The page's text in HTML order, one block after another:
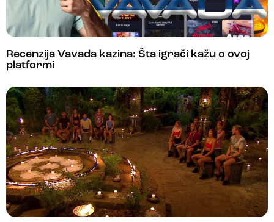
Recenzija Vavada kazina: Šta igrači kažu o ovoj
platformi